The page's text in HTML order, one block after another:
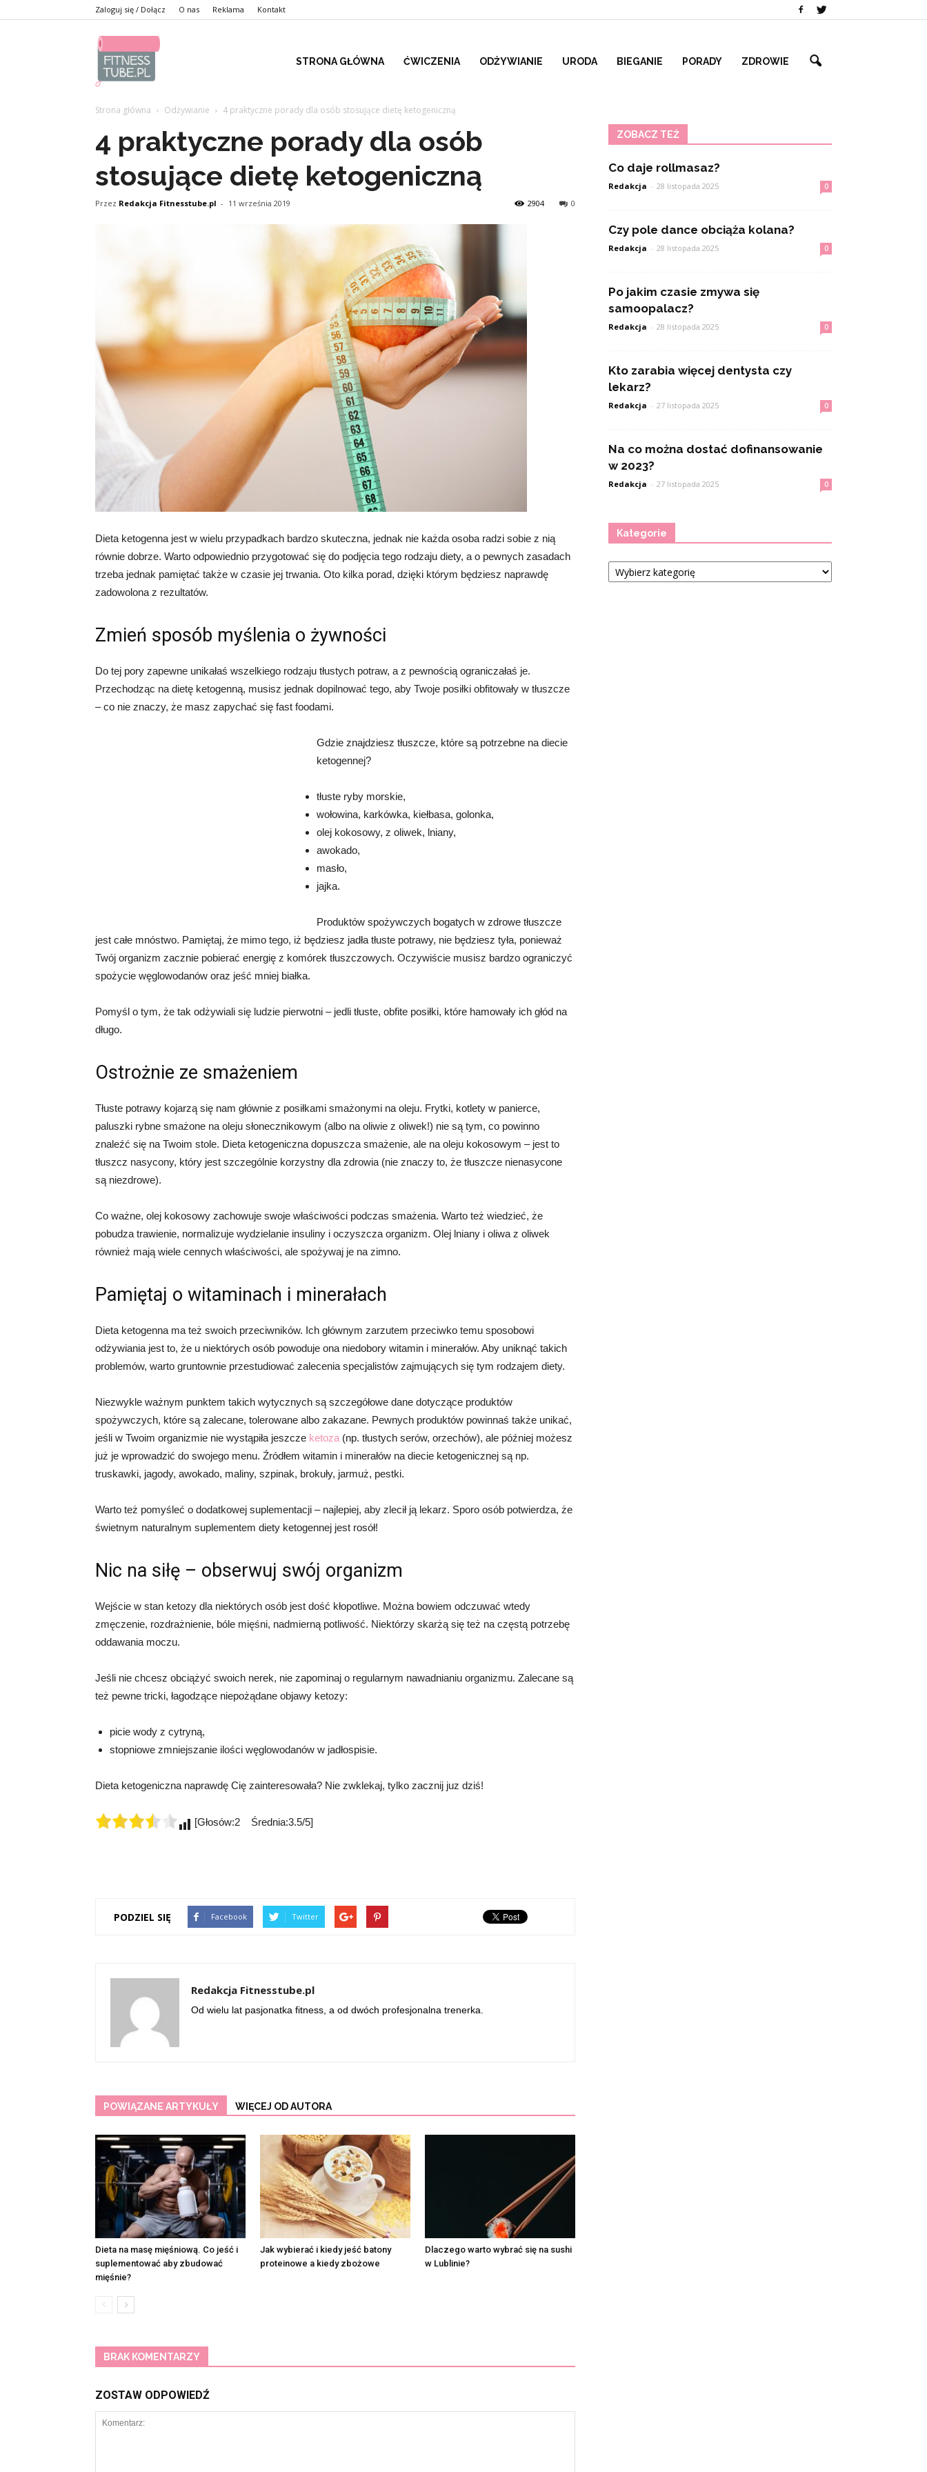
Zaloguj się / Dołącz O nas Reklama Kontakt
STRONA GŁÓWNA ĆWICZENIA ODŻYWIANIE URODA BIEGANIE PORADY ZDROWIE
Strona główna Odżywianie 4 praktyczne porady dla osób stosujące dietę ketogeniczną
4 praktyczne porady dla osób
stosujące dietę ketogeniczną
Przez Redakcja Fitnesstube.pl - 11 września 2019 0
2904
Dieta ketogenna jest w wielu przypadkach bardzo skuteczna, jednak nie każda osoba radzi sobie z nią
równie dobrze. Warto odpowiednio przygotować się do podjęcia tego rodzaju diety, a o pewnych zasadach
trzeba jednak pamiętać także w czasie jej trwania. Oto kilka porad, dzięki którym będziesz naprawdę
zadowolona z rezultatów.
Zmień sposób myślenia o żywności
Do tej pory zapewne unikałaś wszelkiego rodzaju tłustych potraw, a z pewnością ograniczałaś je.
Przechodząc na dietę ketogenną, musisz jednak dopilnować tego, aby Twoje posiłki obfitowały w tłuszcze
– co nie znaczy, że masz zapychać się fast foodami.
Gdzie znajdziesz tłuszcze, które są potrzebne na diecie
ketogennej?
tłuste ryby morskie,
wołowina, karkówka, kiełbasa, golonka,
olej kokosowy, z oliwek, lniany,
awokado,
masło,
jajka.
Produktów spożywczych bogatych w zdrowe tłuszcze
jest całe mnóstwo. Pamiętaj, że mimo tego, iż będziesz jadła tłuste potrawy, nie będziesz tyła, ponieważ
Twój organizm zacznie pobierać energię z komórek tłuszczowych. Oczywiście musisz bardzo ograniczyć
spożycie węglowodanów oraz jeść mniej białka.
Pomyśl o tym, że tak odżywiali się ludzie pierwotni – jedli tłuste, obfite posiłki, które hamowały ich głód na
długo.
Ostrożnie ze smażeniem
Tłuste potrawy kojarzą się nam głównie z posiłkami smażonymi na oleju. Frytki, kotlety w panierce,
paluszki rybne smażone na oleju słonecznikowym (albo na oliwie z oliwek!) nie są tym, co powinno
znaleźć się na Twoim stole. Dieta ketogeniczna dopuszcza smażenie, ale na oleju kokosowym – jest to
tłuszcz nasycony, który jest szczególnie korzystny dla zdrowia (nie znaczy to, że tłuszcze nienasycone
są niezdrowe).
Co ważne, olej kokosowy zachowuje swoje właściwości podczas smażenia. Warto też wiedzieć, że
pobudza trawienie, normalizuje wydzielanie insuliny i oczyszcza organizm. Olej lniany i oliwa z oliwek
również mają wiele cennych właściwości, ale spożywaj je na zimno.
Pamiętaj o witaminach i minerałach
Dieta ketogenna ma też swoich przeciwników. Ich głównym zarzutem przeciwko temu sposobowi
odżywiania jest to, że u niektórych osób powoduje ona niedobory witamin i minerałów. Aby uniknąć takich
problemów, warto gruntownie przestudiować zalecenia specjalistów zajmujących się tym rodzajem diety.
Niezwykle ważnym punktem takich wytycznych są szczegółowe dane dotyczące produktów
spożywczych, które są zalecane, tolerowane albo zakazane. Pewnych produktów powinnaś także unikać,
jeśli w Twoim organizmie nie wystąpiła jeszcze ketoza (np. tłustych serów, orzechów), ale później możesz
już je wprowadzić do swojego menu. Źródłem witamin i minerałów na diecie ketogenicznej są np.
truskawki, jagody, awokado, maliny, szpinak, brokuły, jarmuż, pestki.
Warto też pomyśleć o dodatkowej suplementacji – najlepiej, aby zlecił ją lekarz. Sporo osób potwierdza, że
świetnym naturalnym suplementem diety ketogennej jest rosół!
Nic na siłę – obserwuj swój organizm
Wejście w stan ketozy dla niektórych osób jest dość kłopotliwe. Można bowiem odczuwać wtedy
zmęczenie, rozdrażnienie, bóle mięśni, nadmierną potliwość. Niektórzy skarżą się też na częstą potrzebę
oddawania moczu.
Jeśli nie chcesz obciążyć swoich nerek, nie zapominaj o regularnym nawadnianiu organizmu. Zalecane są
też pewne tricki, łagodzące niepożądane objawy ketozy:
picie wody z cytryną,
stopniowe zmniejszanie ilości węglowodanów w jadłospisie.
Dieta ketogeniczna naprawdę Cię zainteresowała? Nie zwklekaj, tylko zacznij juz dziś!
[Głosów:2 Średnia:3.5/5]
PODZIEL SIĘ Facebook Twitter
Redakcja Fitnesstube.pl
Od wielu lat pasjonatka fitness, a od dwóch profesjonalna trenerka.
POWIĄZANE ARTYKUŁY WIĘCEJ OD AUTORA
Dieta na masę mięśniową. Co jeść i
suplementować aby zbudować
mięśnie?
Jak wybierać i kiedy jeść batony
proteinowe a kiedy zbożowe
Dlaczego warto wybrać się na sushi
w Lublinie?
BRAK KOMENTARZY
ZOSTAW ODPOWIEDŹ
ZOBACZ TEŻ
Co daje rollmasaz?
Redakcja - 28 listopada 2025 0
Czy pole dance obciąża kolana?
Redakcja - 28 listopada 2025 0
Po jakim czasie zmywa się
samoopalacz?
Redakcja - 28 listopada 2025 0
Kto zarabia więcej dentysta czy
lekarz?
Redakcja - 27 listopada 2025 0
Na co można dostać dofinansowanie
w 2023?
Redakcja - 27 listopada 2025 0
Kategorie
Kategorie